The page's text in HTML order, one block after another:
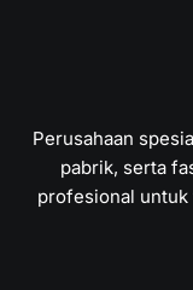
Perusahaan
pabrik, serta
profesional untuk